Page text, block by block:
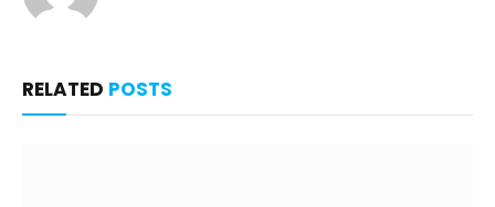
RELATED POSTS